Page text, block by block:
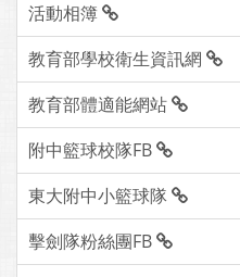
活動相簿
教育部學校衛生資訊網
教育部體適能網站
附中籃球校隊FB
東大附中小籃球隊
擊劍隊粉絲團FB